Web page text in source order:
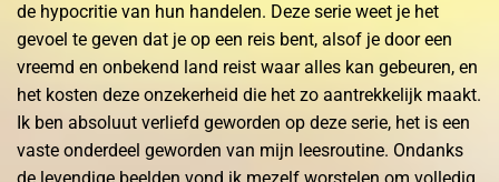
de hypocritie van hun handelen. Deze serie weet je het
gevoel te geven dat je op een reis bent, alsof je door een
vreemd en onbekend land reist waar alles kan gebeuren, en
het kosten deze onzekerheid die het zo aantrekkelijk maakt.
Ik ben absoluut verliefd geworden op deze serie, het is een
vaste onderdeel geworden van mijn leesroutine. Ondanks